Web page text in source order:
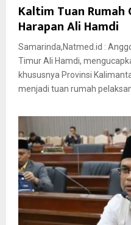
Kaltim Tuan Rumah
Harapan Ali Hamdi
Samarinda,Natmed.id :
Timur Ali Hamdi,
khususnya Provinsi
menjadi tuan rumah